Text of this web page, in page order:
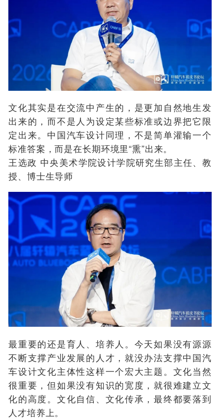
文化其实是在交流中产生的，是更加自然地生发
出来的，而不是人为设定某些标准或边界把它限
定出来。中国汽车设计同理，不是简单灌输一个
标准答案，而是在长期环境里“熏”出来。
王选政 中央美术学院设计学院研究生部主任、教
授、博士生导师
最重要的还是育人、培养人。今天如果没有源源
不断支撑产业发展的人才，就没办法支撑中国汽
车设计文化主体性这样一个宏大主题。文化当然
很重要，但如果没有知识的宽度，就很难建立文
化的高度。文化自信、文化传承，最终都要落到
人才培养上。